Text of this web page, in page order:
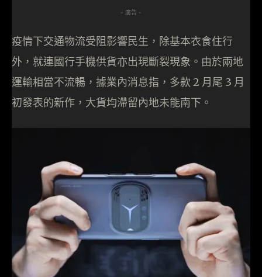
- 廣告 -
疫情下交通物流受阻影響民生，除基本衣食住行
外，就連國行手機供貨亦出現斷裂現象。由於兩地
運輸相當不流暢，據業內消息指，多款 2 月尾 3 月
初發表的新作，大貨均滯留內地未能南下。